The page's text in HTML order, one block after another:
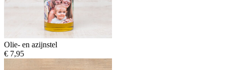
Olie- en azijnstel
€ 7,95